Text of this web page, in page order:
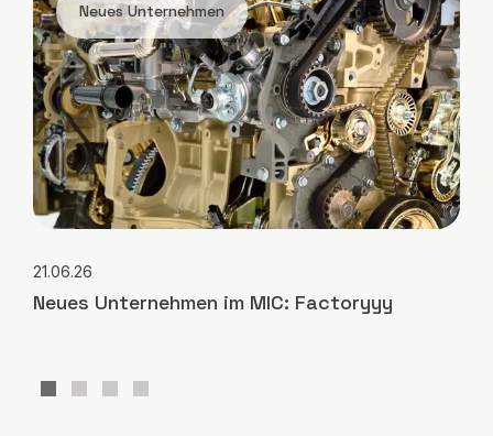
Neues Unternehmen
21.06.26
Neues Unternehmen im MIC: Factoryyy